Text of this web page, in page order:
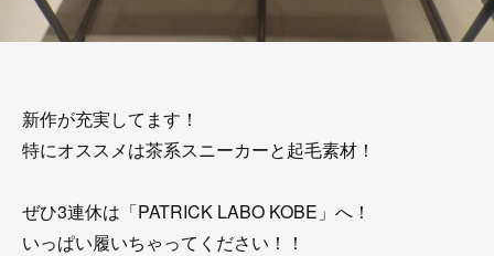
新作が充実してます！
特にオススメは茶系スニーカーと起毛素材！
ぜひ3連休は「PATRICK LABO KOBE」へ！
いっぱい履いちゃってください！！